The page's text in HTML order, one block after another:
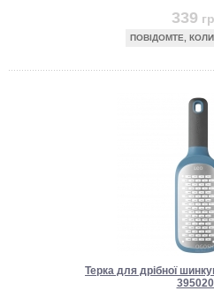
339
ПОВІДОМТЕ,
Терка для дрібної